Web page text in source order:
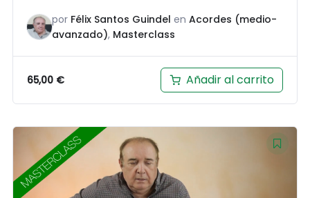
por Félix Santos Guindel en Acordes (medio-
avanzado), Masterclass
65,00 € Añadir al carrito